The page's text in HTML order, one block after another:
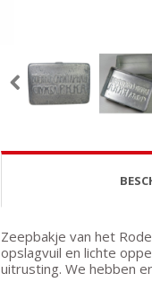
Zeepbakje van het
opslagvuil en lichte
uitrusting. We hebben